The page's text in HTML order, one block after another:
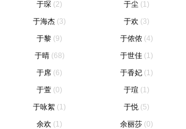
于琛 (2) 于尘 (1)
于海杰 (3) 于欢 (3)
于黎 (9) 于侬侬 (4)
于晴 (68) 于世佳 (1)
于席 (6) 于香妃 (1)
于萱 (0) 于瑄 (1)
于咏絮 (1) 于悦 (5)
余欢 (1) 余丽莎 (0)